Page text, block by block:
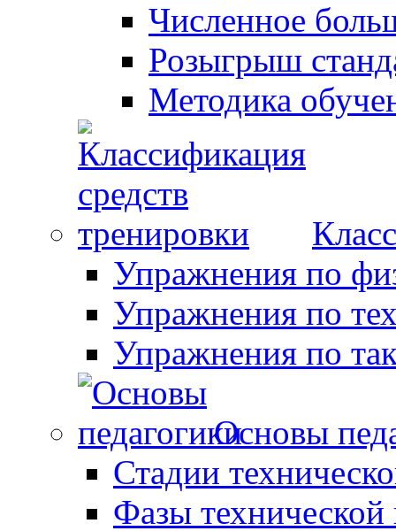
Численное
Розыгрыш
Методика
Упражнения по
Упражнения по
Упражнения по
Основы
Стадии
Фазы технической